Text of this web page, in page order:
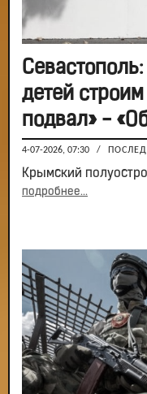
детей
подвал» -
4-07-2026, 07:30 /
Крымский
подробнее...